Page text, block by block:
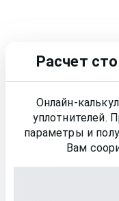
Расчет
Онлайн-
уплотнителей.
параметры и
Вам